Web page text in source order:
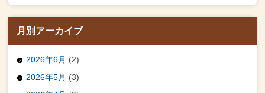
月別アーカイブ
2026年6月 (2)
2026年5月 (3)